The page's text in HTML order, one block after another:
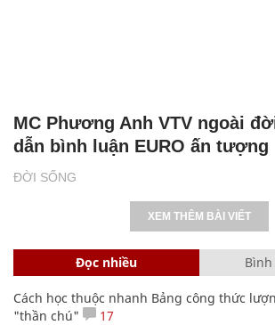
ĐỜI SỐNG
MC Phương Anh VTV ngoài
dẫn bình luận EURO ấn tượng
XEM THÊM BÀI VIẾT
Đọc nhiều
Cách học thuộc nhanh Bảng công thức
"thần chú"
17